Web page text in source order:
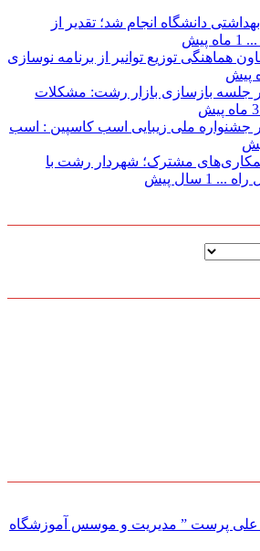
دانشگاه انجام شد؛ تقدیر از
... 1 ماه پیش
هماهنگی توزیع توانیر از برنامه نوسازی
در جلسه بازسازی بازار رشت: مشکلات
3 ماه پیش
در جشنواره ملی زیبایی اسب کاسپین : اسب
مشترک؛ شهردار رشت با
راه ... 1 سال پیش
علی پرست ” مدیریت و موسس آموزشگاه